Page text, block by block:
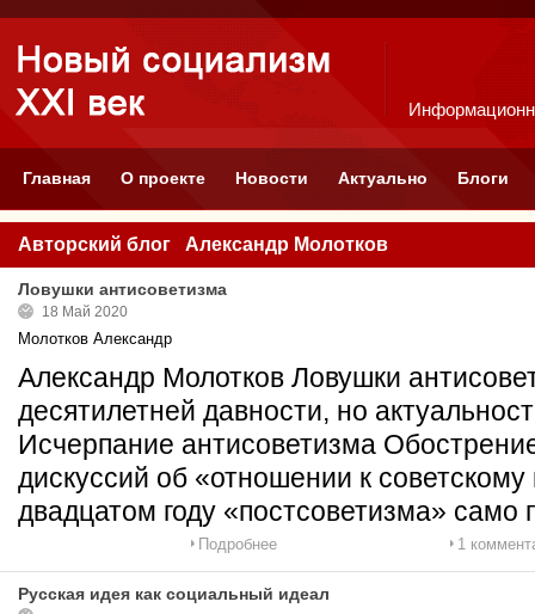
Главная О проекте Новости Актуально Блоги
Авторский блог Александр Молотков
Ловушки антисоветизма
18 Май 2020
Молотков Александр
Александр Молотков Ловушки
десятилетней давности, но
Исчерпание антисоветизма
дискуссий об «отношении к
двадцатом году «постсоветизма» само
Подробнее 1
Русская идея как социальный идеал